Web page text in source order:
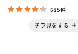
685件
チラ見をする